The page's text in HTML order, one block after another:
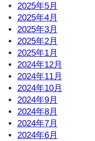
2025年5月
2025年4月
2025年3月
2025年2月
2025年1月
2024年12月
2024年11月
2024年10月
2024年9月
2024年8月
2024年7月
2024年6月